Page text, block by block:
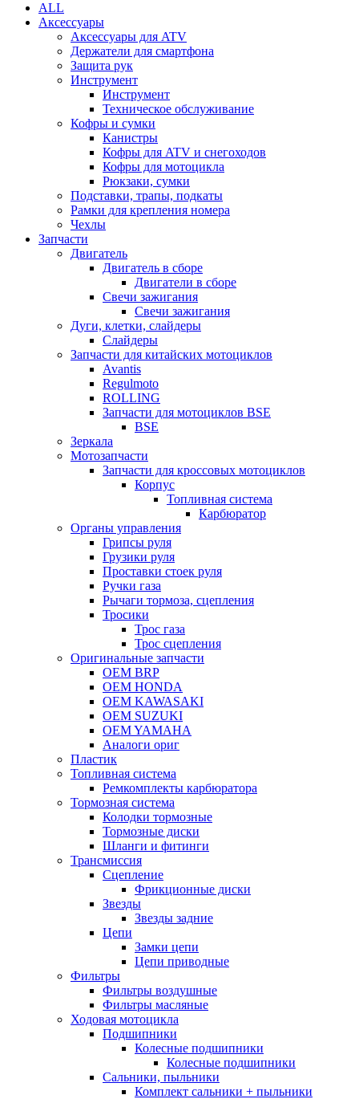
ALL
Аксессуары
Аксессуары для ATV
Держатели для смартфона
Защита рук
Инструмент
Инструмент
Техническое обслуживание
Кофры и сумки
Канистры
Кофры для ATV и снегоходов
Кофры для мотоцикла
Рюкзаки, сумки
Подставки, трапы, подкаты
Рамки для крепления номера
Чехлы
Запчасти
Двигатель
Двигатель в сборе
Двигатели в сборе
Свечи зажигания
Свечи зажигания
Дуги, клетки, слайдеры
Слайдеры
Запчасти для китайских мотоциклов
Avantis
Regulmoto
ROLLING
Запчасти для мотоциклов BSE
BSE
Зеркала
Мотозапчасти
Запчасти для кроссовых мотоциклов
Корпус
Топливная система
Карбюратор
Органы управления
Грипсы руля
Грузики руля
Проставки стоек руля
Ручки газа
Рычаги тормоза, сцепления
Тросики
Трос газа
Трос сцепления
Оригинальные запчасти
OEM BRP
OEM HONDA
OEM KAWASAKI
OEM SUZUKI
OEM YAMAHA
Аналоги ориг
Пластик
Топливная система
Ремкомплекты карбюратора
Тормозная система
Колодки тормозные
Тормозные диски
Шланги и фитинги
Трансмиссия
Cцепление
Фрикционные диски
Звезды
Звезды задние
Цепи
Замки цепи
Цепи приводные
Фильтры
Фильтры воздушные
Фильтры масляные
Ходовая мотоцикла
Подшипники
Колесные подшипники
Колесные подшипники
Сальники, пыльники
Комплект сальники + пыльники